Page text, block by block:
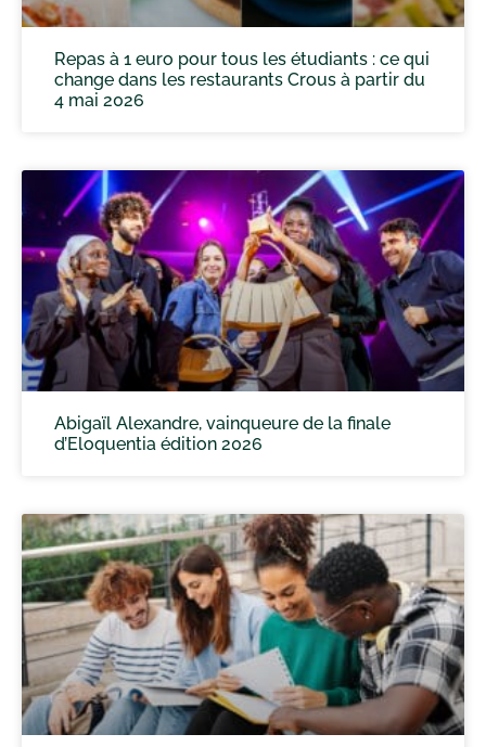
Repas à 1 euro pour tous les étudiants : ce qui
change dans les restaurants Crous à partir du
4 mai 2026
Abigaïl Alexandre, vainqueure de la finale
d’Eloquentia édition 2026